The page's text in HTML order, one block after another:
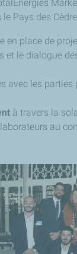
Pays des
en place de
et le dialogue
avec les
à travers la
au